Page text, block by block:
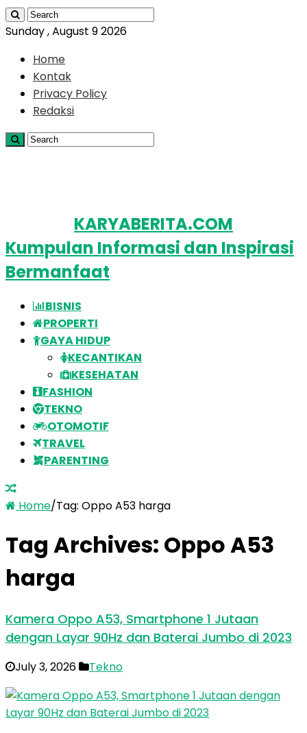
Sunday , August 9 2026
Home
Kontak
Privacy Policy
Redaksi
KARYABERITA.COM
Kumpulan Informasi dan Inspirasi
Bermanfaat
BISNIS
PROPERTI
GAYA HIDUP
KECANTIKAN
KESEHATAN
FASHION
TEKNO
OTOMOTIF
TRAVEL
PARENTING
Home/Tag: Oppo A53 harga
Tag Archives: Oppo A53
harga
Kamera Oppo A53, Smartphone 1 Jutaan
dengan Layar 90Hz dan Baterai Jumbo di 2023
July 3, 2026 Tekno